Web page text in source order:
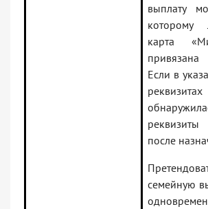
выплату
которому
карта
Если в
после
семейную